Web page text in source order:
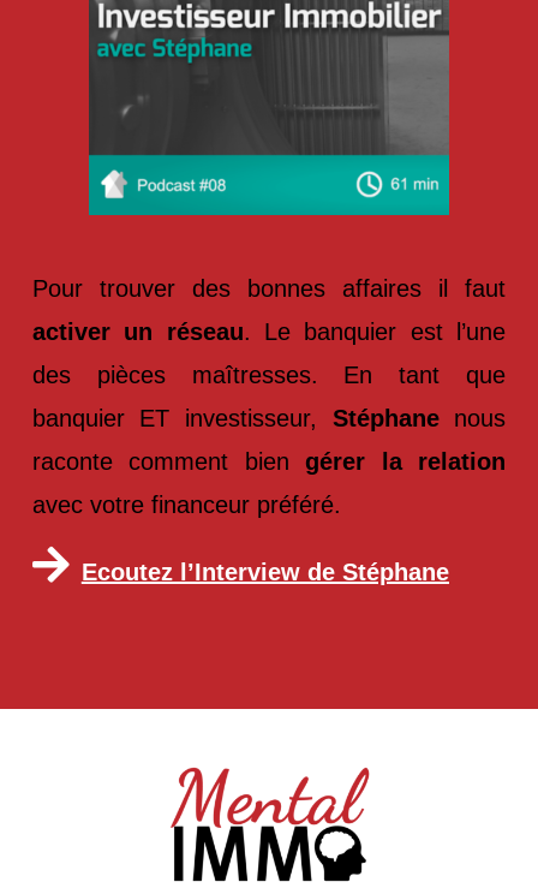
Pour trouver des bonnes affaires il faut
activer un réseau. Le banquier est l’une
des pièces maîtresses. En tant que
banquier ET investisseur, Stéphanenous
raconte comment biengérer la relation
avec votre financeur préféré.
Ecoutez l’Interview de Stéphane